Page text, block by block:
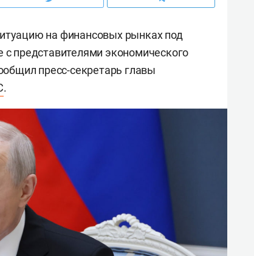
на финансовых рынках под
представителями экономического
пресс-секретарь главы
.